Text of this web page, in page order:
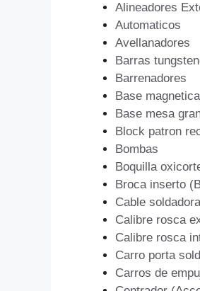
Alineadores
Automaticos
Avellanadores
Barras
Barrenadores
Base magnetica
Base mesa
Block patron
Bombas
Boquilla
Broca inserto
Cable
Calibre rosca
Calibre rosca
Carro porta
Carros de